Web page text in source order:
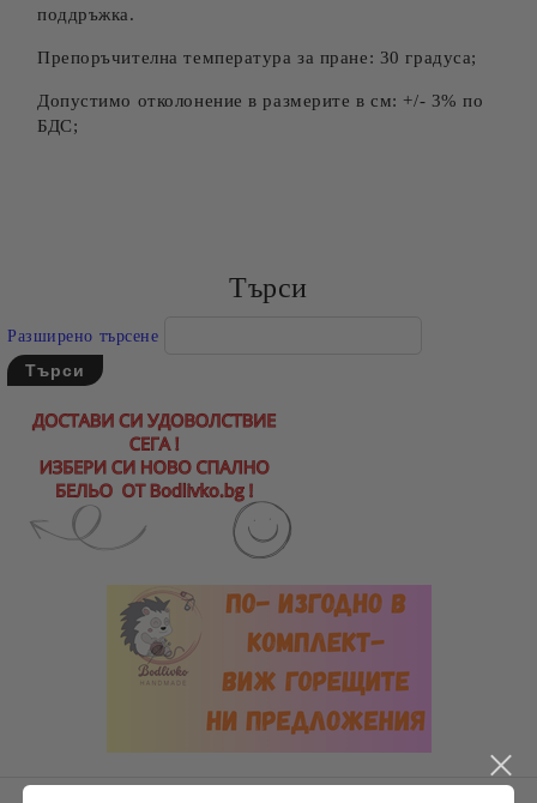
поддръжка.
Препоръчителна температура за пране: 30 градуса;
Допустимо отколонение в размерите в см: +/- 3% по
БДС;
Търси
Разширено търсене